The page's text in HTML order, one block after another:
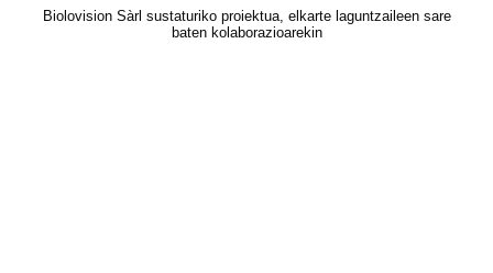
Biolovision Sàrl sustaturiko proiektua, elkarte laguntzaileen sare
baten kolaborazioarekin